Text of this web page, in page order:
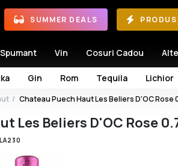
SUMMER DEALS
Gin Rom Tequila Lichior
Vin Cosuri Cadou
Chateau Puech Haut Les Beliers D'OC Rose
Les Beliers D'OC Rose
LA230